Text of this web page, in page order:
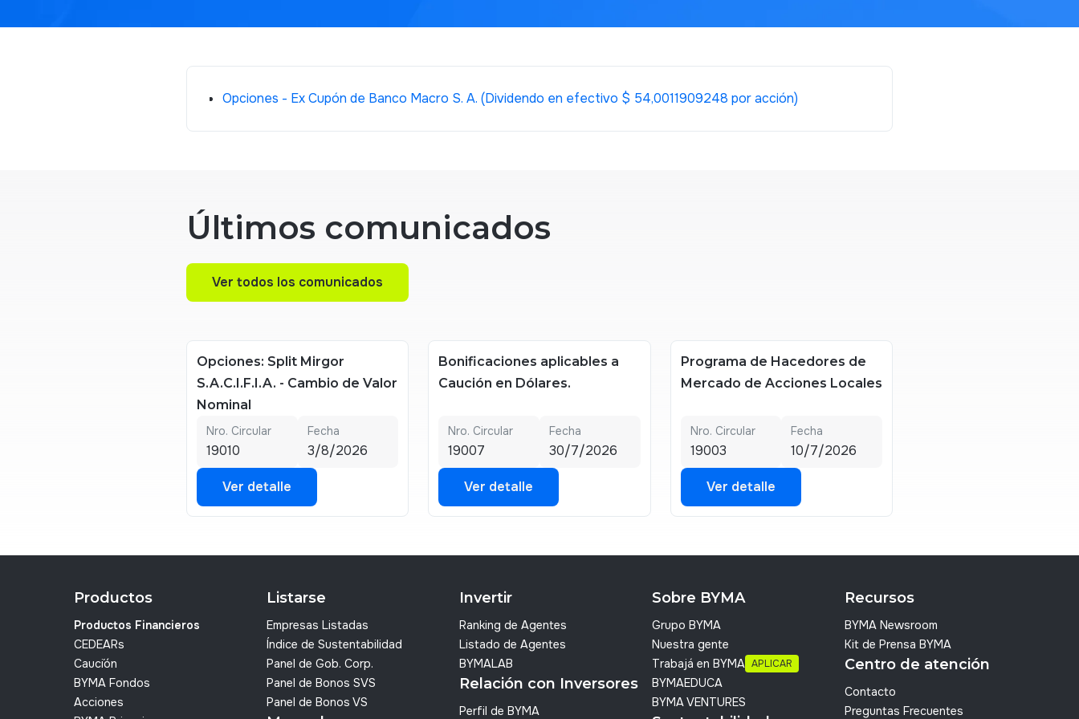
Opciones - Ex Cupón de Banco Macro S. A. (Dividendo en efectivo $ 54,0011909248 por acción)
Últimos comunicados
Ver todos los comunicados
Opciones: Split Mirgor
S.A.C.I.F.I.A. - Cambio de Valor
Nominal
Nro. Circular
19010
Fecha
3/8/2026
Ver detalle
Bonificaciones aplicables a
Caución en Dólares.
Nro. Circular
19007
Fecha
30/7/2026
Ver detalle
Programa de Hacedores de
Mercado de Acciones Locales
Nro. Circular
19003
Fecha
10/7/2026
Ver detalle
Productos
Productos Financieros
CEDEARs
Cauci´ón
BYMA Fondos
Acciones
Listarse
Empresas Listadas
Índice de Sustentabilidad
Panel de Gob. Corp.
Panel de Bonos SVS
Panel de Bonos VS
Invertir
Ranking de Agentes
Listado de Agentes
BYMALAB
Relación con Inversores
Perfil de BYMA
Sobre BYMA
Grupo BYMA
Nuestra gente
Trabajá en BYMA APLICAR
BYMAEDUCA
BYMA VENTURES
Recursos
BYMA Newsroom
Kit de Prensa BYMA
Centro de atención
Contacto
Preguntas Frecuentes